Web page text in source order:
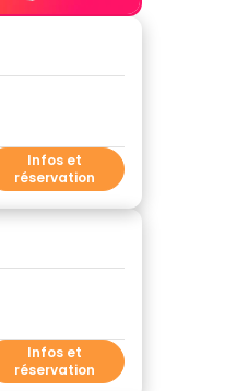
Infos et
réservation
Infos et
réservation